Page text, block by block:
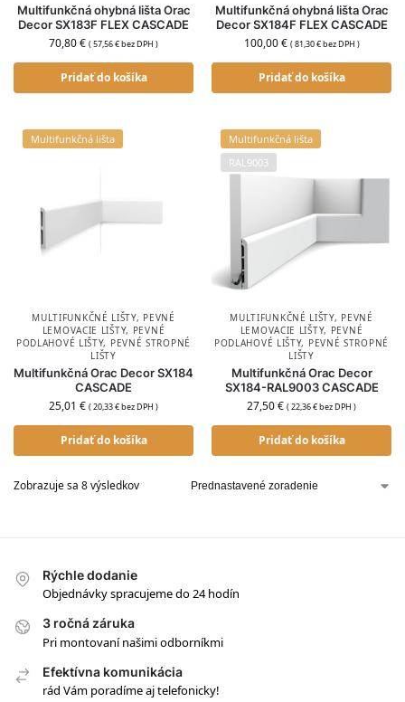
Multifunkčná ohybná lišta Orac
Decor SX183F FLEX CASCADE
70,80€ (57,56€bez DPH )
Pridať do košíka
Multifunkčná ohybná lišta Orac
Decor SX184F FLEX CASCADE
100,00€ (81,30€bez DPH )
Pridať do košíka
Multifunkčná lišta
MULTIFUNKČNÉ LIŠTY, PEVNÉ
LEMOVACIE LIŠTY, PEVNÉ
PODLAHOVÉ LIŠTY, PEVNÉ STROPNÉ
LIŠTY
Multifunkčná Orac Decor SX184
CASCADE
25,01 € (20,33€bez DPH )
Pridať do košíka
Multifunkčná lišta
RAL9003
MULTIFUNKČNÉ LIŠTY, PEVNÉ
LEMOVACIE LIŠTY, PEVNÉ
PODLAHOVÉ LIŠTY, PEVNÉ STROPNÉ
LIŠTY
Multifunkčná Orac Decor
SX184-RAL9003 CASCADE
27,50€ (22,36€bez DPH )
Pridať do košíka
Zobrazuje sa 8 výsledkov
Rýchle dodanie
Objednávky spracujeme do 24 hodín
3 ročná záruka
Pri montovaní našimi odborníkmi
Efektívna komunikácia
rád Vám poradíme aj telefonicky!